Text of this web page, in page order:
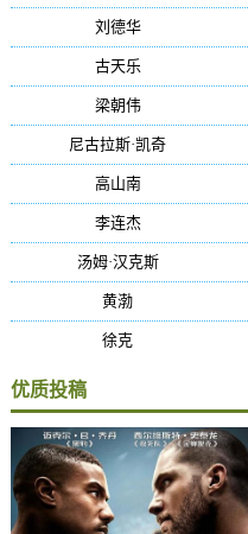
刘德华(50)
古天乐
梁朝伟(37)
尼古拉斯·凯奇
高山南(33)
李连杰(29)
汤姆·汉克斯(27)
黄渤
徐克
优质投稿